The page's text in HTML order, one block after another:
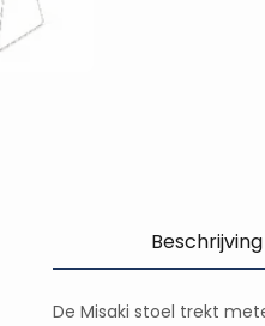
Beschrijving
De Misaki stoel trekt